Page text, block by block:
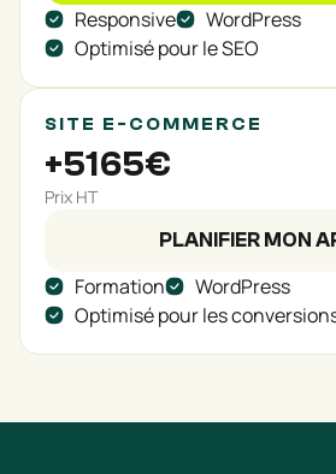
Responsive
WordPress
Optimisé pour le SEO
SITE E-COMMERCE
+5165€
Prix HT
PLANIFIER MON
Formation
WordPress
Optimisé pour les